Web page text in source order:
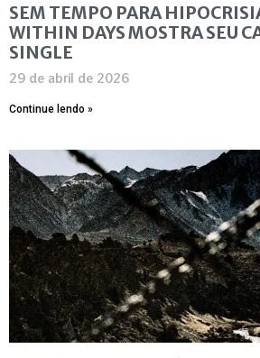
SEM TEMPO PARA
WITHIN DAYS MOSTRA SEU
SINGLE
29 de abril de 2026
Continue lendo »